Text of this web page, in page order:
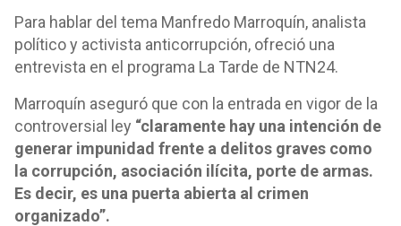
Para hablar del tema Manfredo Marroquín, analista
político y activista anticorrupción, ofreció una
entrevista en el programa La Tarde de NTN24.
Marroquín aseguró que con la entrada en vigor de la
controversial ley “claramente hay una intención de
generar impunidad frente a delitos graves como
la corrupción, asociación ilícita, porte de armas.
Es decir, es una puerta abierta al crimen
organizado”.